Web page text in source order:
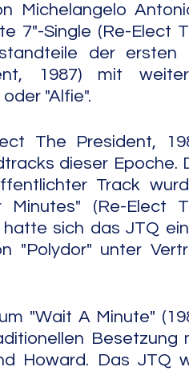
Michelangelo
7"-Single (Re-Elect
der ersten
1987) mit
"Alfie".
The President,
dieser Epoche.
Track
(Re-Elect
sich das JTQ
"Polydor" unter
"Wait A Minute"
Besetzung
Howard. Das JTQ